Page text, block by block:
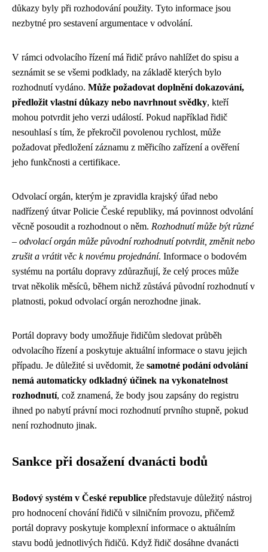
důkazy byly při rozhodování použity. Tyto informace jsou
nezbytné pro sestavení argumentace v odvolání.
V rámci odvolacího řízení má řidič právo nahlížet do spisu a
seznámit se se všemi podklady, na základě kterých bylo
rozhodnutí vydáno. Může požadovat doplnění dokazování,
předložit vlastní důkazy nebo navrhnout svědky, kteří
mohou potvrdit jeho verzi událostí. Pokud například řidič
nesouhlasí s tím, že překročil povolenou rychlost, může
požadovat předložení záznamu z měřicího zařízení a ověření
jeho funkčnosti a certifikace.
Odvolací orgán, kterým je zpravidla krajský úřad nebo
nadřízený útvar Policie České republiky, má povinnost odvolání
věcně posoudit a rozhodnout o něm. Rozhodnutí může být různé
– odvolací orgán může původní rozhodnutí potvrdit, změnit nebo
zrušit a vrátit věc k novému projednání. Informace o bodovém
systému na portálu dopravy zdůrazňují, že celý proces může
trvat několik měsíců, během nichž zůstává původní rozhodnutí v
platnosti, pokud odvolací orgán nerozhodne jinak.
Portál dopravy body umožňuje řidičům sledovat průběh
odvolacího řízení a poskytuje aktuální informace o stavu jejich
případu. Je důležité si uvědomit, že samotné podání odvolání
nemá automaticky odkladný účinek na vykonatelnost
rozhodnutí, což znamená, že body jsou zapsány do registru
ihned po nabytí právní moci rozhodnutí prvního stupně, pokud
není rozhodnuto jinak.
Sankce při dosažení dvanácti bodů
Bodový systém v České republice představuje důležitý nástroj
pro hodnocení chování řidičů v silničním provozu, přičemž
portál dopravy poskytuje komplexní informace o aktuálním
stavu bodů jednotlivých řidičů. Když řidič dosáhne dvanácti